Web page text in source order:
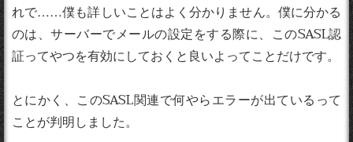
れで……僕も詳しいことはよく分かりません。僕に分かる
のは、サーバーでメールの設定をする際に、このSASL認
証ってやつを有効にしておくと良いよってことだけです。
とにかく、このSASL関連で何やらエラーが出ているって
ことが判明しました。